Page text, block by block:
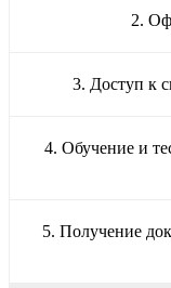
2.
3. Доступ к
4. Обучение и
5. Получение